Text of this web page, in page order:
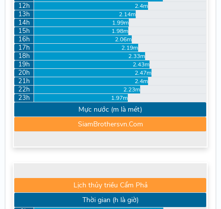
12h 2.4m
13h 2.14m
14h 1.99m
15h 1.98m
16h 2.06m
17h 2.19m
18h 2.33m
19h 2.43m
20h 2.47m
21h 2.4m
22h 2.23m
23h 1.97m
Mực nước (m là mét)
SiamBrothersvn.Com
Lịch thủy triều Cẩm Phả
Thời gian (h là giờ)